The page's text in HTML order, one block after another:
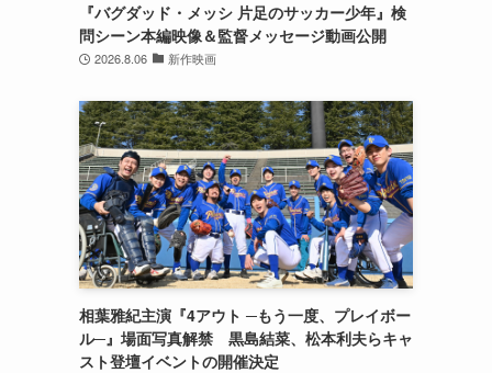
『バグダッド・メッシ 片足のサッカー少年』検
問シーン本編映像＆監督メッセージ動画公開
2026.8.06 新作映画
相葉雅紀主演『4アウト ─もう一度、プレイボー
ル─』場面写真解禁 黒島結菜、松本利夫らキャ
スト登壇イベントの開催決定